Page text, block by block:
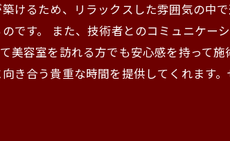
けるため、リラックスした雰囲気の中
です。 また、技術者とのコミュニケ
美容室を訪れる方でも安心感を持って
き合う貴重な時間を提供してくれます